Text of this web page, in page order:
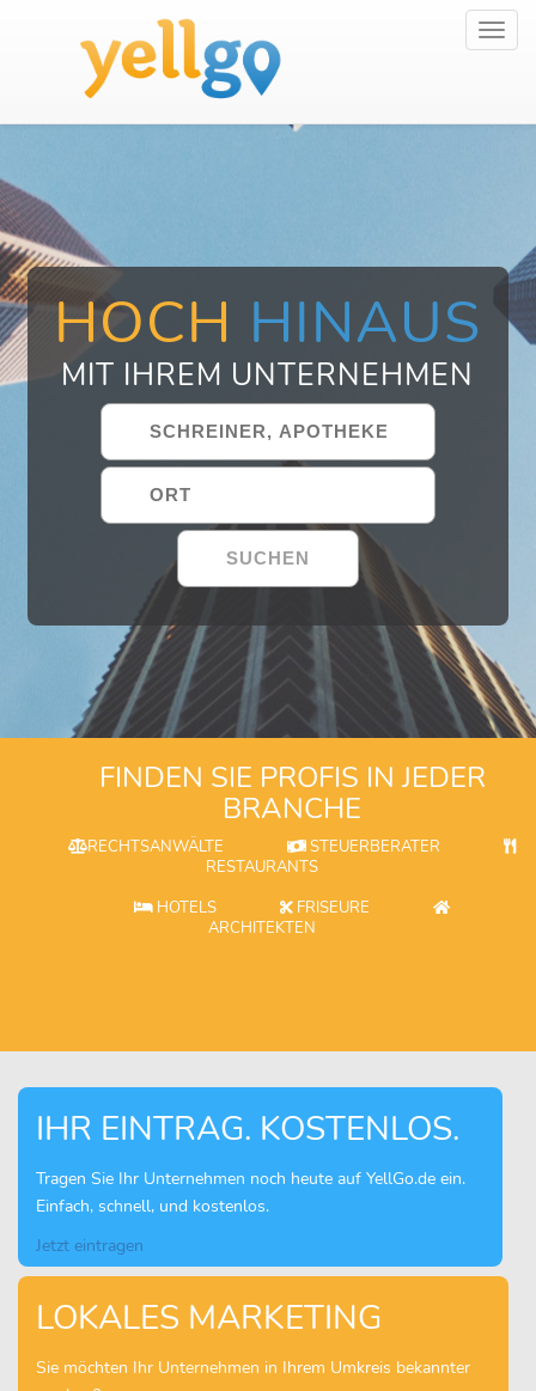
HOCH HINAUS
MIT IHREM UNTERNEHMEN
FINDEN SIE PROFIS IN JEDER
BRANCHE
RECHTSANWÄLTE
STEUERBERATER
RESTAURANTS
HOTELS
FRISEURE
ARCHITEKTEN
IHR EINTRAG. KOSTENLOS.
Tragen Sie Ihr Unternehmen noch heute auf YellGo.de ein.
Einfach, schnell, und kostenlos.
Jetzt eintragen
LOKALES MARKETING
Sie möchten Ihr Unternehmen in Ihrem Umkreis bekannter